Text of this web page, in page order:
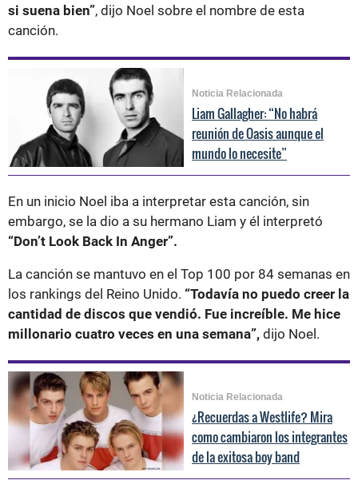
si suena bien”, dijo Noel sobre el nombre de esta
canción.
Noticia Relacionada
Liam Gallagher: “No habrá
reunión de Oasis aunque el
mundo lo necesite”
En un inicio Noel iba a interpretar esta canción, sin
embargo, se la dio a su hermano Liam y él interpretó
“Don’t Look Back In Anger”.
La canción se mantuvo en el Top 100 por 84 semanas en
los rankings del Reino Unido. “Todavía no puedo creer la
cantidad de discos que vendió. Fue increíble. Me hice
millonario cuatro veces en una semana”, dijo Noel.
Noticia Relacionada
¿Recuerdas a Westlife? Mira
como cambiaron los integrantes
de la exitosa boy band